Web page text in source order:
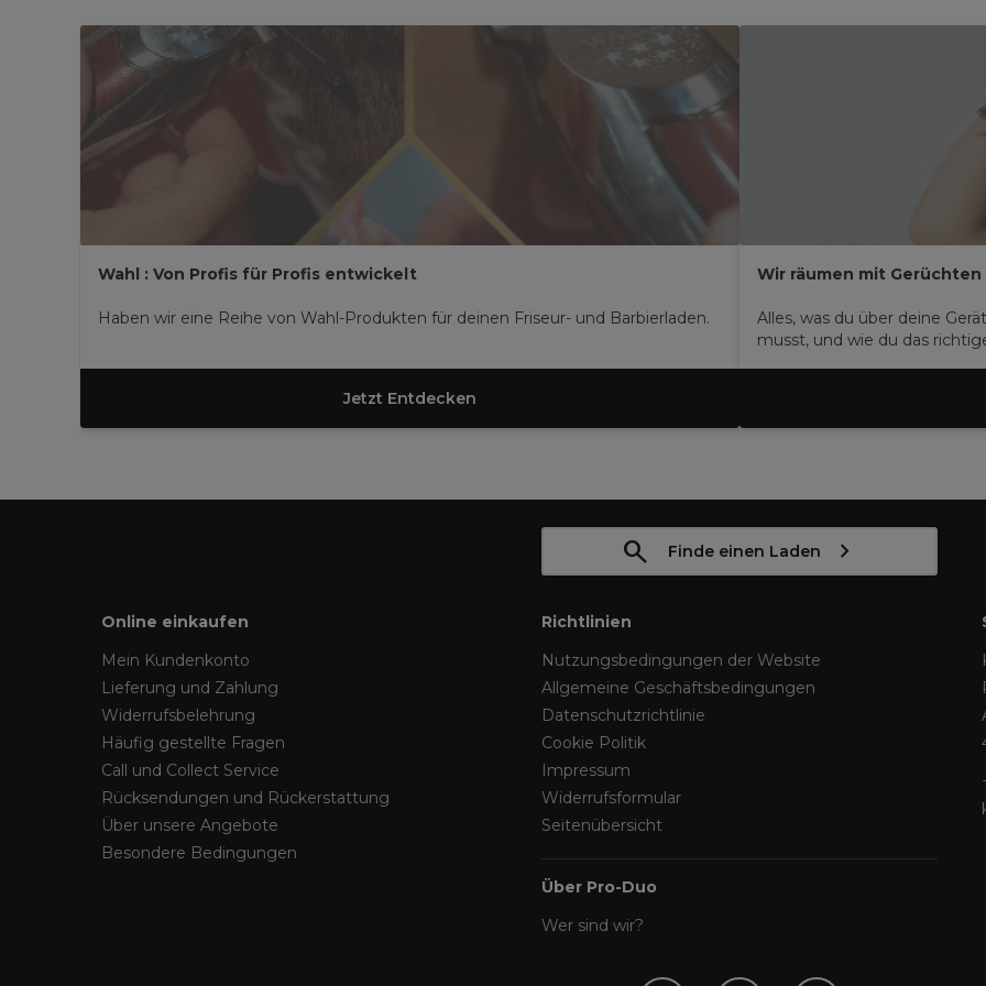
Wahl : Von Profis für Profis entwickelt
Haben wir eine Reihe von Wahl-Produkten für deinen Friseur- und Barbierladen.
Jetzt Entdecken
Wir räumen mit
Alles, was du über deine
musst, und wie du das
Finde einen Laden
Online einkaufen
Mein Kundenkonto
Lieferung und Zahlung
Widerrufsbelehrung
Häufig gestellte Fragen
Call und Collect Service
Rücksendungen und Rückerstattung
Über unsere Angebote
Besondere Bedingungen
Richtlinien
Nutzungsbedingungen der Website
Allgemeine Geschäftsbedingungen
Datenschutzrichtlinie
Cookie Politik
Impressum
Widerrufsformular
Seitenübersicht
Über Pro-Duo
Wer sind wir?